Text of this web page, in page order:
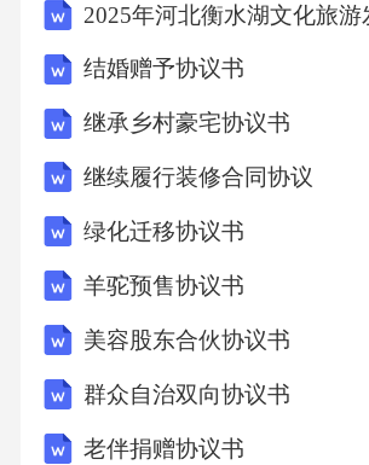
结婚赠予协议书
继承乡村豪宅协议书
继续履行装修合同协议
绿化迁移协议书
羊驼预售协议书
美容股东合伙协议书
群众自治双向协议书
老伴捐赠协议书